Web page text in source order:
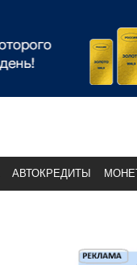
АВТОКРЕДИТЫ